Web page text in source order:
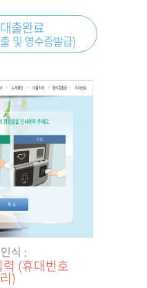
대출완료
및 영수증발급)
식 :
(휴대번호
)